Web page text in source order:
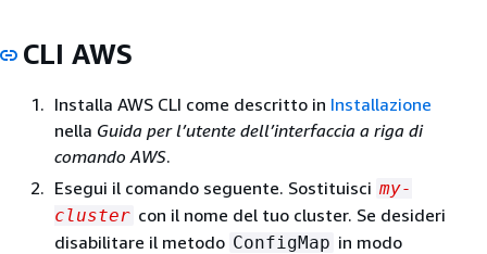
CLI AWS
Installa AWS CLI come descritto in Installazione
nella Guida per l’utente dell’interfaccia a riga di
comando AWS.
Esegui il comando seguente. Sostituisci my-
cluster con il nome del tuo cluster. Se desideri
disabilitare il metodo ConfigMap in modo